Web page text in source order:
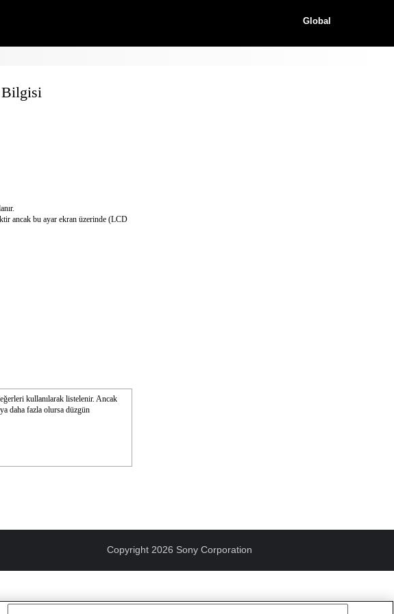
Global
Bilgisi
ancak bu ayar ekran üzerinde (LCD
kullanılarak listelenir. Ancak
daha fazla olursa düzgün
Copyright 2026 Sony Corporation